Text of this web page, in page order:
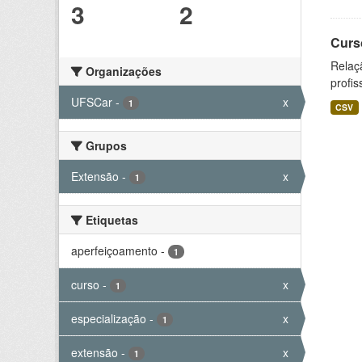
3 2
Organizações
UFSCar - 1 x
Grupos
Extensão - 1 x
Etiquetas
aperfeiçoamento - 1
curso - 1 x
especialização - 1 x
extensão - 1 x
CSV